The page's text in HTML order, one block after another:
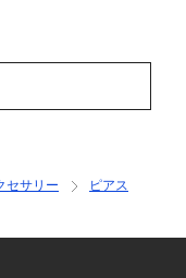
セサリー
ピアス